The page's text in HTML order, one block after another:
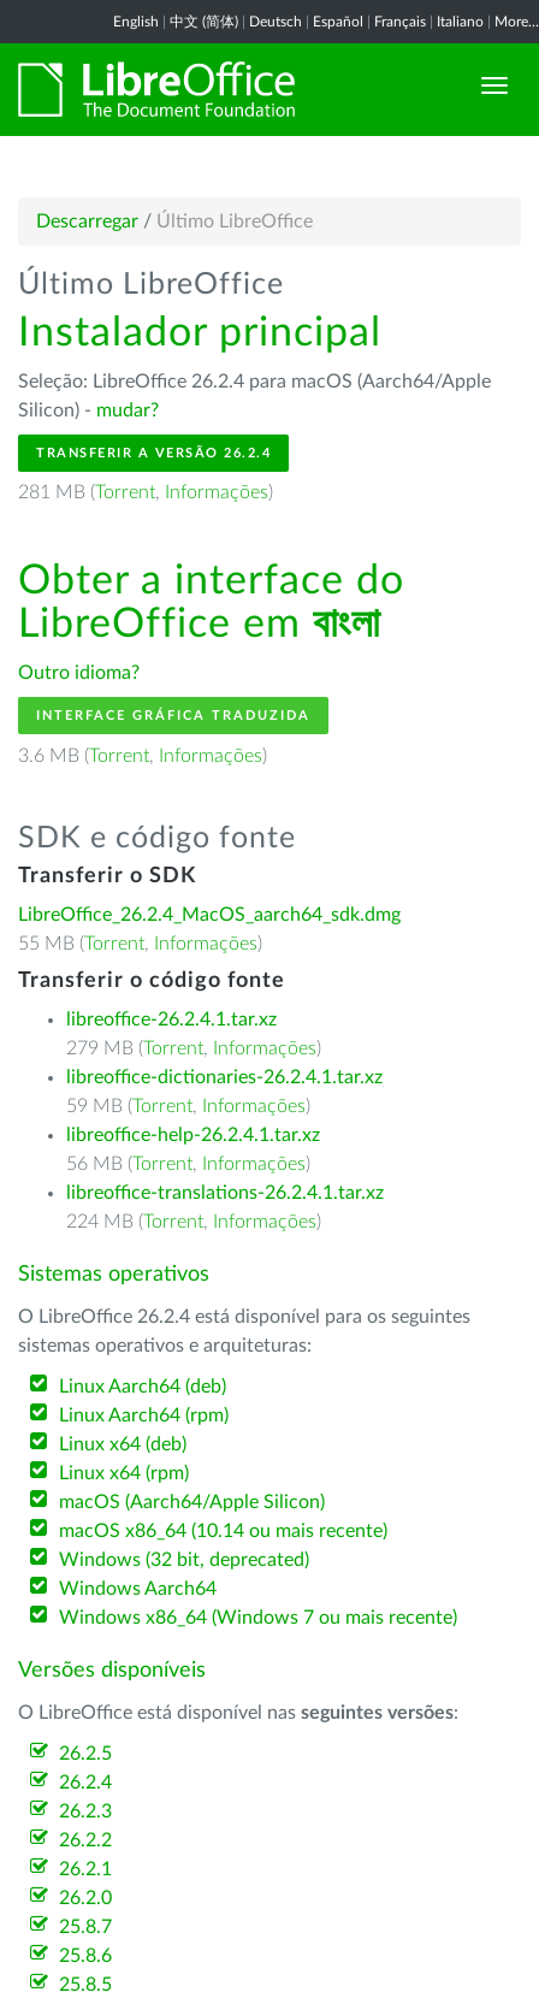
English 中文 (简体) Deutsch Español Français Italiano More...
Descarregar / Último LibreOffice
Último LibreOffice
Instalador principal
Seleção: LibreOffice 26.2.4 para macOS (Aarch64/Apple
Silicon) - mudar?
TRANSFERIR A VERSÃO 26.2.4
281 MB (Torrent, Informações)
Obter a interface do
LibreOffice em বাংলা
Outro idioma?
INTERFACE GRÁFICA TRADUZIDA
3.6 MB (Torrent, Informações)
SDK e código fonte
Transferir o SDK
LibreOffice_26.2.4_MacOS_aarch64_sdk.dmg
55 MB (Torrent, Informações)
Transferir o código fonte
libreoffice-26.2.4.1.tar.xz
279 MB (Torrent, Informações)
libreoffice-dictionaries-26.2.4.1.tar.xz
59 MB (Torrent, Informações)
libreoffice-help-26.2.4.1.tar.xz
56 MB (Torrent, Informações)
libreoffice-translations-26.2.4.1.tar.xz
224 MB (Torrent, Informações)
Sistemas operativos
O LibreOffice 26.2.4 está disponível para os seguintes
sistemas operativos e arquiteturas:
Linux Aarch64 (deb)
Linux Aarch64 (rpm)
Linux x64 (deb)
Linux x64 (rpm)
macOS (Aarch64/Apple Silicon)
macOS x86_64 (10.14 ou mais recente)
Windows (32 bit, deprecated)
Windows Aarch64
Windows x86_64 (Windows 7 ou mais recente)
Versões disponíveis
O LibreOffice está disponível nas seguintes versões:
26.2.5
26.2.4
26.2.3
26.2.2
26.2.1
26.2.0
25.8.7
25.8.6
25.8.5